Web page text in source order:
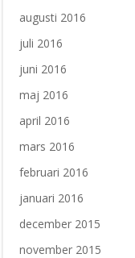
augusti 2016
juli 2016
juni 2016
maj 2016
april 2016
mars 2016
februari 2016
januari 2016
december 2015
november 2015